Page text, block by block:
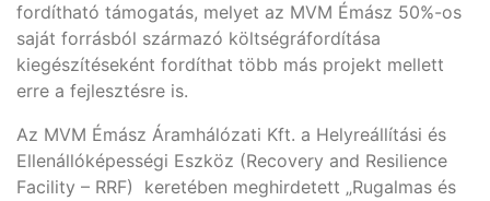
fordítható támogatás, melyet az MVM Émász 50%-os
saját forrásból származó költségráfordítása
kiegészítéseként fordíthat több más projekt mellett
erre a fejlesztésre is.
Az MVM Émász Áramhálózati Kft. a Helyreállítási és
Ellenállóképességi Eszköz (Recovery and Resilience
Facility – RRF) keretében meghirdetett „Rugalmas és